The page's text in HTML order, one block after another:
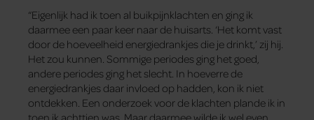
“Eigenlijk had ik toen al buikpijnklachten en ging ik
daarmee een paar keer naar de huisarts. ‘Het komt vast
door de hoeveelheid energiedrankjes die je drinkt,’ zij hij.
Het zou kunnen. Sommige periodes ging het goed,
andere periodes ging het slecht. In hoeverre de
energiedrankjes daar invloed op hadden, kon ik niet
ontdekken. Een onderzoek voor de klachten plande ik in
toen ik achttien was. Maar daarmee wilde ik wel even